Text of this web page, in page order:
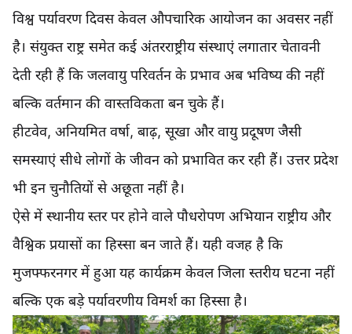
विश्व पर्यावरण दिवस केवल औपचारिक आयोजन का अवसर नहीं
है। संयुक्त राष्ट्र समेत कई अंतरराष्ट्रीय संस्थाएं लगातार चेतावनी
देती रही हैं कि जलवायु परिवर्तन के प्रभाव अब भविष्य की नहीं
बल्कि वर्तमान की वास्तविकता बन चुके हैं।
हीटवेव, अनियमित वर्षा, बाढ़, सूखा और वायु प्रदूषण जैसी
समस्याएं सीधे लोगों के जीवन को प्रभावित कर रही हैं। उत्तर प्रदेश
भी इन चुनौतियों से अछूता नहीं है।
ऐसे में स्थानीय स्तर पर होने वाले पौधरोपण अभियान राष्ट्रीय और
वैश्विक प्रयासों का हिस्सा बन जाते हैं। यही वजह है कि
मुजफ्फरनगर में हुआ यह कार्यक्रम केवल जिला स्तरीय घटना नहीं
बल्कि एक बड़े पर्यावरणीय विमर्श का हिस्सा है।